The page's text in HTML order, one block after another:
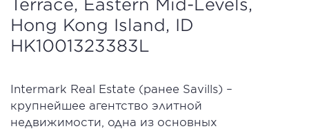
Terrace, Eastern Mid-Levels,
Hong Kong Island, ID
HK1001323383L
Intermark Real Estate (ранее Savills) –
крупнейшее агентство элитной
недвижимости, одна из основных